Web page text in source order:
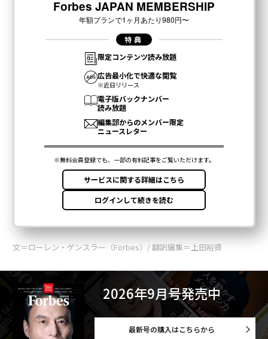
文＝ローレン・ゲンスラー（Forbes）/ 翻訳編集＝上田裕資
2026年9月号発売中
最新号の購入はこちらから